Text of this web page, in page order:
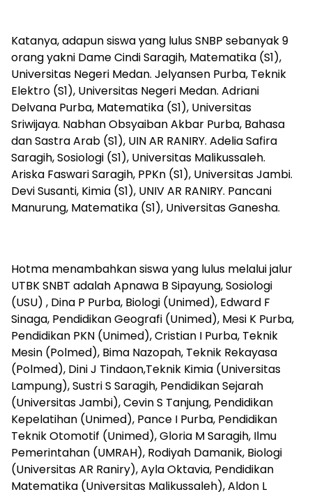
Katanya, adapun siswa yang lulus SNBP sebanyak 9
orang yakni Dame Cindi Saragih, Matematika (S1),
Universitas Negeri Medan. Jelyansen Purba, Teknik
Elektro (S1), Universitas Negeri Medan. Adriani
Delvana Purba, Matematika (S1), Universitas
Sriwijaya. Nabhan Obsyaiban Akbar Purba, Bahasa
dan Sastra Arab (S1), UIN AR RANIRY. Adelia Safira
Saragih, Sosiologi (S1), Universitas Malikussaleh.
Ariska Faswari Saragih, PPKn (S1), Universitas Jambi.
Devi Susanti, Kimia (S1), UNIV AR RANIRY. Pancani
Manurung, Matematika (S1), Universitas Ganesha.
Hotma menambahkan siswa yang lulus melalui jalur
UTBK SNBT adalah Apnawa B Sipayung, Sosiologi
(USU) , Dina P Purba, Biologi (Unimed), Edward F
Sinaga, Pendidikan Geografi (Unimed), Mesi K Purba,
Pendidikan PKN (Unimed), Cristian I Purba, Teknik
Mesin (Polmed), Bima Nazopah, Teknik Rekayasa
(Polmed), Dini J Tindaon,Teknik Kimia (Universitas
Lampung), Sustri S Saragih, Pendidikan Sejarah
(Universitas Jambi), Cevin S Tanjung, Pendidikan
Kepelatihan (Unimed), Pance I Purba, Pendidikan
Teknik Otomotif (Unimed), Gloria M Saragih, Ilmu
Pemerintahan (UMRAH), Rodiyah Damanik, Biologi
(Universitas AR Raniry), Ayla Oktavia, Pendidikan
Matematika (Universitas Malikussaleh), Aldon L